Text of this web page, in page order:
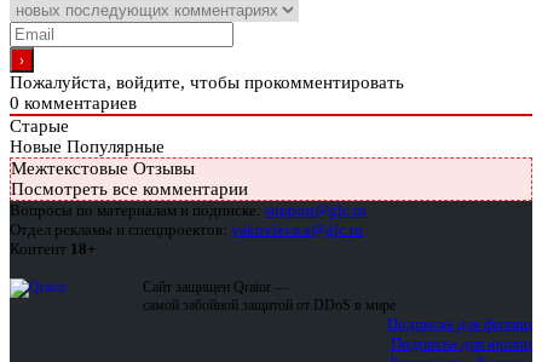
Пожалуйста, войдите, чтобы прокомментировать
0 комментариев
Старые
Новые Популярные
Межтекстовые Отзывы
Посмотреть все комментарии
Вопросы по материалам и подписке: support@glc.ru
Отдел рекламы и спецпроектов: yakovleva.a@glc.ru
Контент 18+
Сайт защищен Qrator —
самой забойной защитой от DDoS в мире
Подписка для физлиц
Подписка для юрлиц